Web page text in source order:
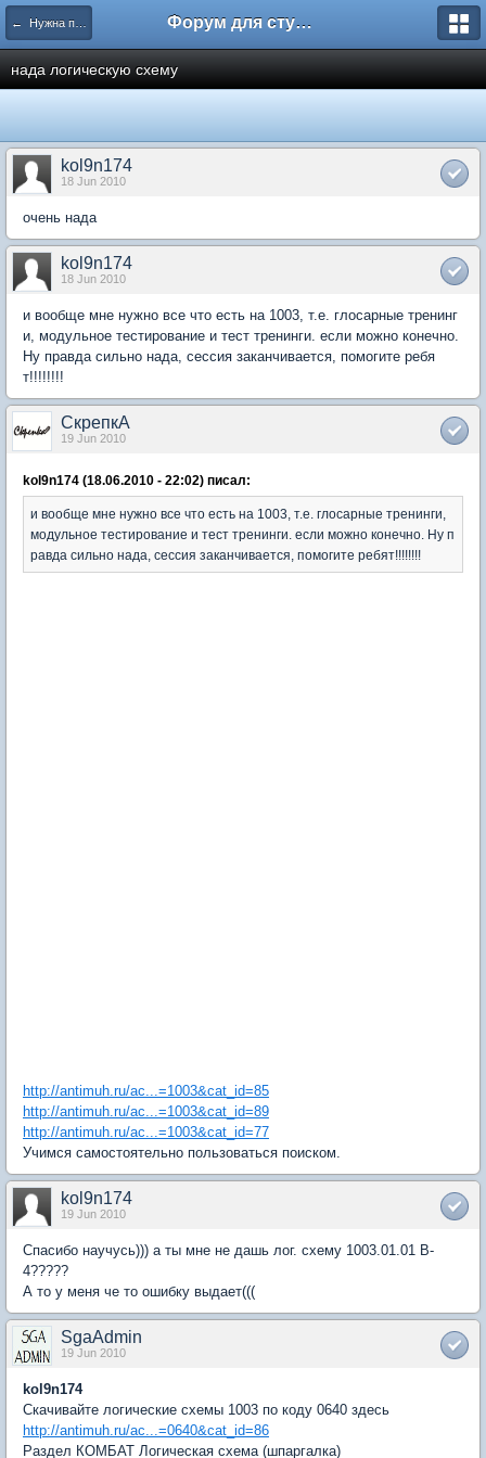
← Нужна помощь Форум для студента СГА
нада логическую схему
kol9n174
18 Jun 2010
очень нада
kol9n174
18 Jun 2010
и вообще мне нужно все что есть на 1003, т.е. глосарные тренинг
и, модульное тестирование и тест тренинги. если можно конечно.
Ну правда сильно нада, сессия заканчивается, помогите ребя
т!!!!!!!!
СкрепкА
19 Jun 2010
kol9n174 (18.06.2010 - 22:02) писал:
и вообще мне нужно все что есть на 1003, т.е. глосарные тренинги,
модульное тестирование и тест тренинги. если можно конечно. Ну п
равда сильно нада, сессия заканчивается, помогите ребят!!!!!!!!
http://antimuh.ru/ac...=1003&cat_id=85
http://antimuh.ru/ac...=1003&cat_id=89
http://antimuh.ru/ac...=1003&cat_id=77
Учимся самостоятельно пользоваться поиском.
kol9n174
19 Jun 2010
Спасибо научусь))) а ты мне не дашь лог. схему 1003.01.01 В-
4?????
А то у меня че то ошибку выдает(((
SgaAdmin
19 Jun 2010
kol9n174
Скачивайте логические схемы 1003 по коду 0640 здесь
http://antimuh.ru/ac...=0640&cat_id=86
Раздел КОМБАТ Логическая схема (шпаргалка)